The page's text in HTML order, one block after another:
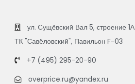
ул. Сущёвский Вал 5, строение 1А
ТК "Савёловский", Павильон F-03
+7 (495) 295-20-90
overprice.ru@yandex.ru